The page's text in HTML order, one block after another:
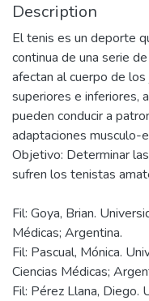
Description
El tenis es un deporte
continua de una serie
afectan al cuerpo de
superiores e inferiores,
pueden conducir a
adaptaciones musculo-
Objetivo: Determinar
Fil: Goya, Brian.
Médicas; Argentina.
Fil: Pascual, Mónica.
Ciencias Médicas;
Fil: Pérez Llana, Diego.